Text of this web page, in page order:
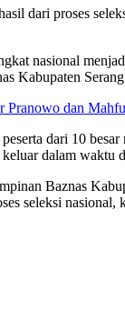
dari proses
nasional
Kabupaten
Pranowo dan
dari 10
dalam waktu
Baznas
seleksi nasional,